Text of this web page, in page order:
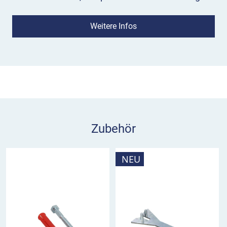
Gebäudeecken, Regalen oder Maschinen.
von 100 mm und ist in den Höhen 460, 760 und
1000 mm erhältlich, sodass Sie die Pfosten an die
flexiblen Pins dank der unterschiedlichen Höhen
Weitere Infos
Zubehör
NEU